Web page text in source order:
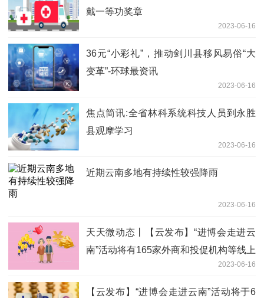
戴一等功奖章
2023-06-16
36元“小彩礼”，推动剑川县移风易俗“大
变革”-环球最资讯
2023-06-16
焦点简讯:全省林科系统科技人员到永胜
县观摩学习
2023-06-16
近期云南多地有持续性较强降雨
2023-06-16
天天微动态丨【云发布】“进博会走进云
南”活动将有165家外商和投促机构等线上
2023-06-16
【云发布】“进博会走进云南”活动将于6